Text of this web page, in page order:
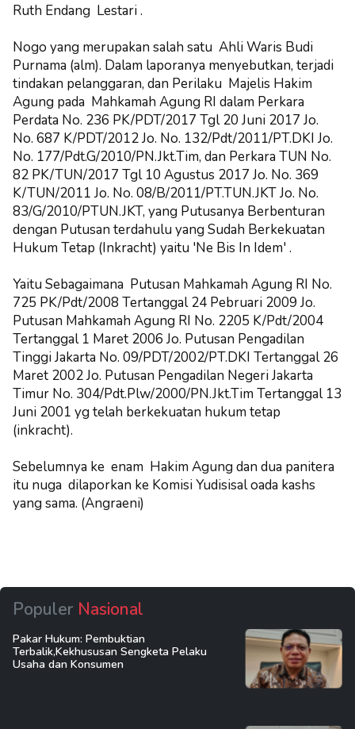
Ruth Endang Lestari .
Nogo yang merupakan salah satu Ahli Waris Budi
Purnama (alm). Dalam laporanya menyebutkan, terjadi
tindakan pelanggaran, dan Perilaku Majelis Hakim
Agung pada Mahkamah Agung RI dalam Perkara
Perdata No. 236 PK/PDT/2017 Tgl 20 Juni 2017 Jo.
No. 687 K/PDT/2012 Jo. No. 132/Pdt/2011/PT.DKI Jo.
No. 177/Pdt.G/2010/PN.Jkt.Tim, dan Perkara TUN No.
82 PK/TUN/2017 Tgl 10 Agustus 2017 Jo. No. 369
K/TUN/2011 Jo. No. 08/B/2011/PT.TUN.JKT Jo. No.
83/G/2010/PTUN.JKT, yang Putusanya Berbenturan
dengan Putusan terdahulu yang Sudah Berkekuatan
Hukum Tetap (Inkracht) yaitu 'Ne Bis In Idem' .
Yaitu Sebagaimana Putusan Mahkamah Agung RI No.
725 PK/Pdt/2008 Tertanggal 24 Pebruari 2009 Jo.
Putusan Mahkamah Agung RI No. 2205 K/Pdt/2004
Tertanggal 1 Maret 2006 Jo. Putusan Pengadilan
Tinggi Jakarta No. 09/PDT/2002/PT.DKI Tertanggal 26
Maret 2002 Jo. Putusan Pengadilan Negeri Jakarta
Timur No. 304/Pdt.Plw/2000/PN.Jkt.Tim Tertanggal 13
Juni 2001 yg telah berkekuatan hukum tetap
(inkracht).
Sebelumnya ke enam Hakim Agung dan dua panitera
itu nuga dilaporkan ke Komisi Yudisisal oada kashs
yang sama. (Angraeni)
Populer Nasional
Pakar Hukum: Pembuktian
Terbalik,Kekhususan Sengketa Pelaku
Usaha dan Konsumen